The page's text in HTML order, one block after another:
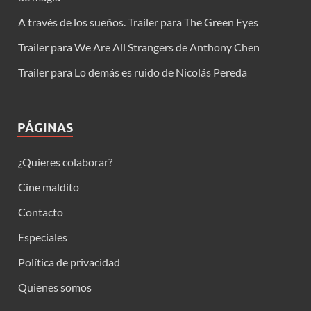
A través de los sueños. Trailer para The Green Eyes
Trailer para We Are All Strangers de Anthony Chen
Trailer para Lo demás es ruido de Nicolás Pereda
PÁGINAS
¿Quieres colaborar?
Cine maldito
Contacto
Especiales
Política de privacidad
Quienes somos